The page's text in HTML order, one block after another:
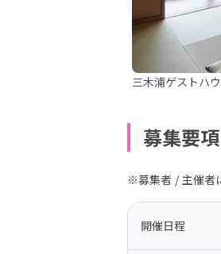
三木浦ゲストハ
募集要項
※募集者 / 主催者
開催日程